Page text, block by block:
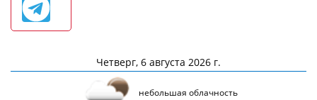
Четверг, 6 августа 2026 г.
небольшая облачность